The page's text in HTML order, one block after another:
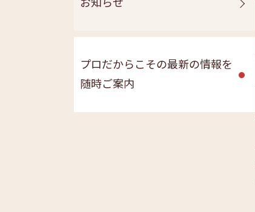
お知らせ
プロだからこその最新の情報を
随時ご案内